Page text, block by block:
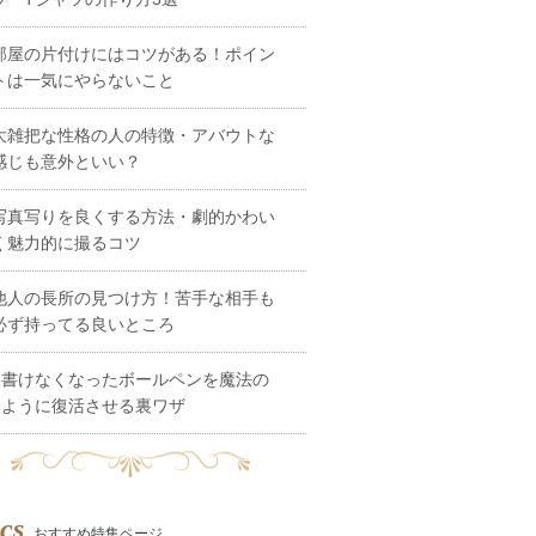
屋の片付けにはコツがある！ポイン
は一気にやらないこと
雑把な性格の人の特徴・アバウトな
じも意外といい？
真写りを良くする方法・劇的かわい
魅力的に撮るコツ
人の長所の見つけ方！苦手な相手も
ず持ってる良いところ
書けなくなったボールペンを魔法の
ように復活させる裏ワザ